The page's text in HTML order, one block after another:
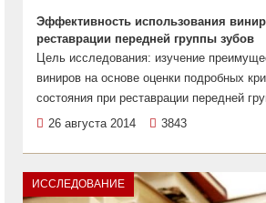
Эффективность использования
реставрации передней группы зубов
Цель исследования: изучение
виниров на основе оценки подробных
состояния при реставрации передней
26 августа 2014
3843
ИССЛЕДОВАНИЕ